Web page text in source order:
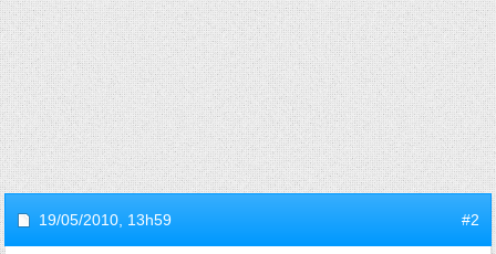
19/05/2010, 13h59 #2